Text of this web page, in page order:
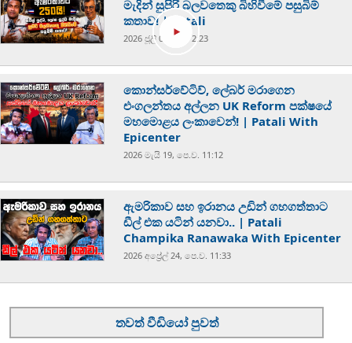
මැදින් සුපිරි බලවතෙකු බිහිවීමේ පසුබිම්
කතාව! | Patali
2026 ජූලි 07, ප.ව. 2:23
කොන්සර්වේටිව්, ලේබර් මරාගෙන
එංගලන්තය අල්ලන UK Reform පක්ෂයේ
මහමොළය ලංකාවෙන්! | Patali With
Epicenter
2026 මැයි 19, පෙ.ව. 11:12
ඇමරිකාව සහ ඉරානය උඩින් ගහගත්තාට
ඩීල් එක යටින් යනවා.. | Patali
Champika Ranawaka With Epicenter
2026 අප්‍රේල් 24, පෙ.ව. 11:33
තවත් වීඩියෝ පුවත්